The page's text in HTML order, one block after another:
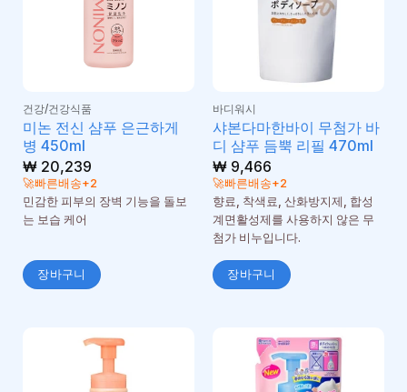
건강/건강식품
미논 전신 샴푸 은근하게
병 450ml
₩20,239
🚀빠른배송+2
민감한 피부의 장벽 기능을 돌보
는 보습 케어
장바구니
바디워시
샤본다마한바이 무첨가 바
디 샴푸 듬뿍 리필 470ml
₩9,466
🚀빠른배송+2
향료, 착색료, 산화방지제, 합성
계면활성제를 사용하지 않은 무
첨가 비누입니다.
장바구니